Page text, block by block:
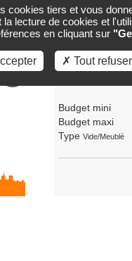
ACCUEIL GESTION
Budget mini
Budget maxi
Type Vide/Meublé
cookies tiers et vous
lecture de cookies et
en cliquant sur
✗ Tout refuser